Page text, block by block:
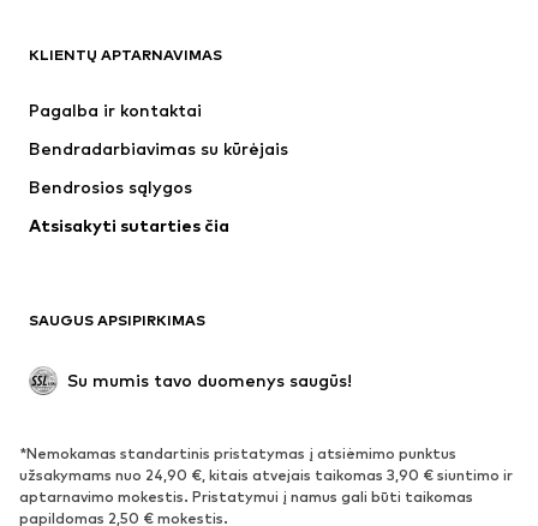
Striukės
Maudymosi drabužiai
Proginiai
BATAI
Naujienos
Atviri batai
Išskirtiniai
KLIENTŲ APTARNAVIMAS
Pagalba ir kontaktai
Bendradarbiavimas su kūrėjais
Bendrosios sąlygos
Atsisakyti sutarties čia
SAUGUS APSIPIRKIMAS
Su mumis tavo duomenys saugūs!
*Nemokamas standartinis pristatymas į atsiėmimo punktus
užsakymams nuo 24,90 €, kitais atvejais taikomas 3,90 € siuntimo ir
aptarnavimo mokestis. Pristatymui į namus gali būti taikomas
papildomas 2,50 € mokestis.